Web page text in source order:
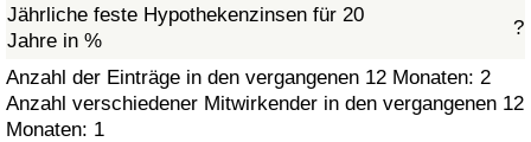
Jährliche feste Hypothekenzinsen für 20
Jahre in %
?
Anzahl der Einträge in den vergangenen 12 Monaten: 2
Anzahl verschiedener Mitwirkender in den vergangenen 12
Monaten: 1
Gesundheitsversorgungs-Index
Gesundheitsversorgungs-Index nach Land